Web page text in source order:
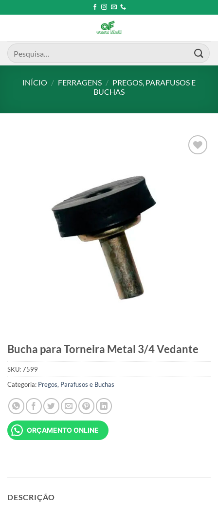
to
Pesquisar
por:
INÍCIO / FERRAGENS / PREGOS, PARAFUSOS E
BUCHAS
Bucha para Torneira Metal 3/4 Vedante
SKU:7599
Categoria: Pregos, Parafusos e Buchas
ORÇAMENTO ONLINE
DESCRIÇÃO